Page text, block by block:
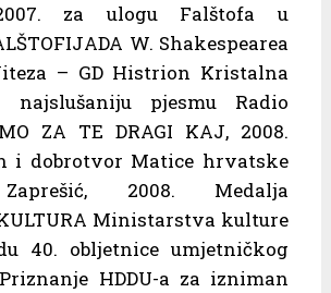
za ulogu Falštofa u
W. Shakespearea
– GD Histrion Kristalna
pjesmu Radio
ZA TE DRAGI KAJ, 2008.
i dobrotvor Matice hrvatske
2008. Medalja
Ministarstva kulture
40. obljetnice umjetničkog
HDDU-a za izniman